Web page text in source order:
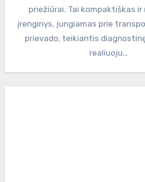
priežiūrai. Tai kompaktiškas ir
įrenginys, jungiamas prie
prievado, teikiantis
realiuoju…